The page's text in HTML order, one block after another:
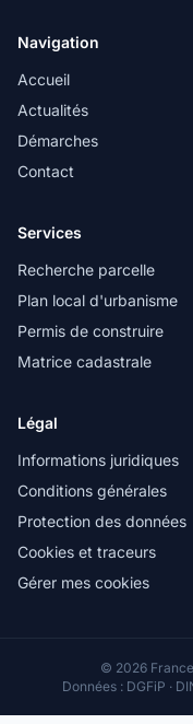
Navigation
Accueil
Actualités
Démarches
Contact
Services
Recherche parcelle
Plan local d'urbanisme
Permis de construire
Matrice cadastrale
Légal
Informations juridiques
Conditions générales
Protection des données
Cookies et traceurs
Gérer mes cookies
© 2026
Données : DGFiP ·